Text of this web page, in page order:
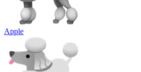
Apple